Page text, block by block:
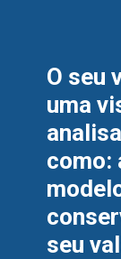
O seu
uma
como:
seu